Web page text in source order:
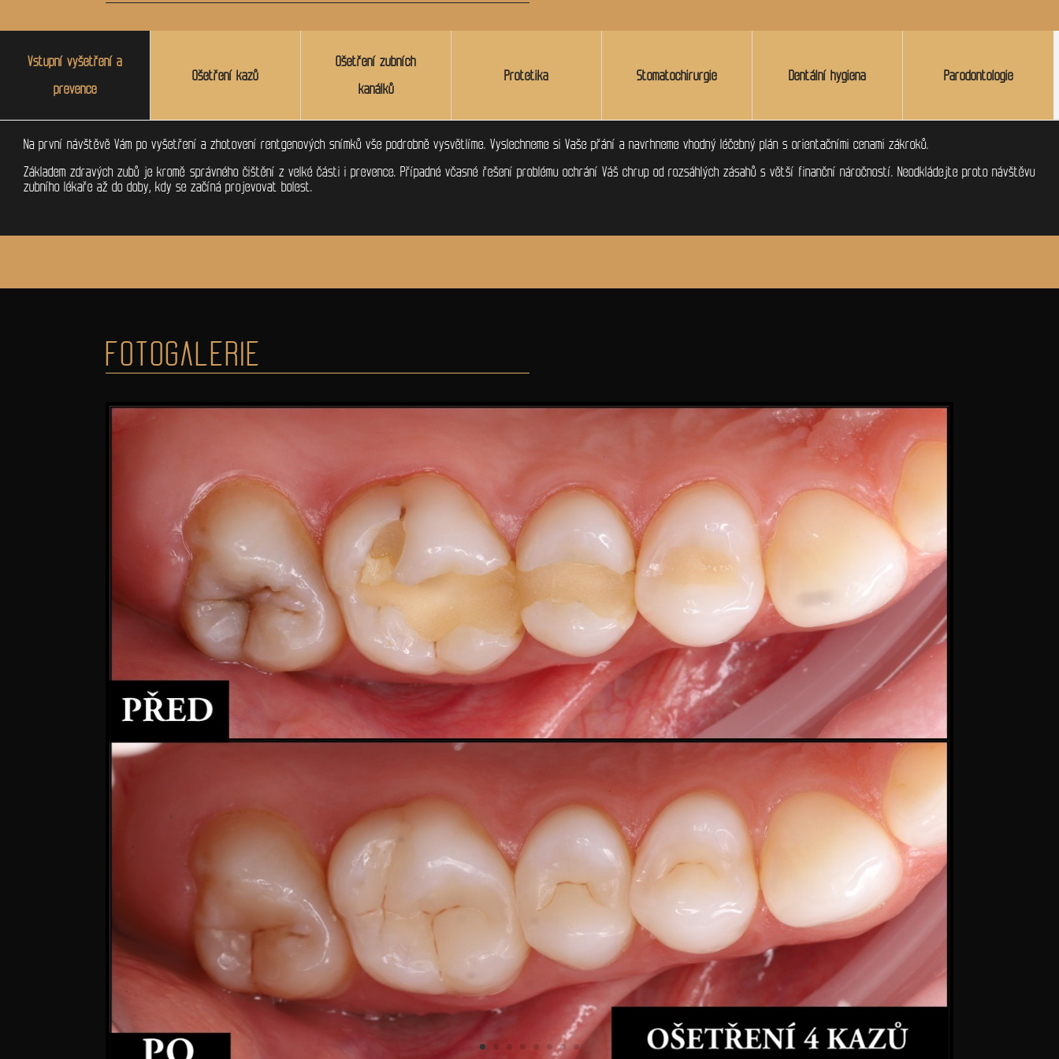
Vstupní vyšetření a
prevence
Ošetření kazů
Ošetření zubních
kanálků
Protetika Stomatochirurgie Dentální hygiena Parodontologie
Na první návštěvě Vám po vyšetření a zhotovení rentgenových snímků vše podrobně vysvětlíme. Vyslechneme si Vaše přání a navrhneme vhodný léčebný plán s orientačními cenami zákroků.
Základem zdravých zubů je kromě správného čištění z velké části i prevence. Případné včasné řešení problému ochrání Váš chrup od rozsáhlých zásahů s větší finanční náročností. Neodkládejte proto návštěvu
zubního lékaře až do doby, kdy se začíná projevovat bolest.
FOTOGALERIE